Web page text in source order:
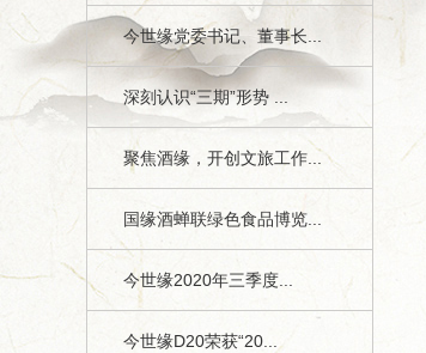
今世缘党委书记、董事长...
深刻认识“三期”形势 ...
聚焦酒缘，开创文旅工作...
国缘酒蝉联绿色食品博览...
今世缘2020年三季度...
今世缘D20荣获“20...